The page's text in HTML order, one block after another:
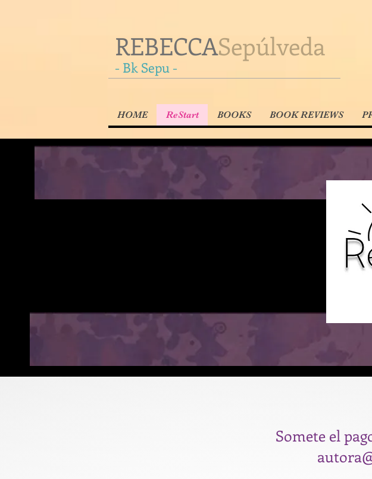
REBECCASepúlveda
- Bk Sepu -
HOME ReStart BOOKS BOOK REVIEWS
Somete el